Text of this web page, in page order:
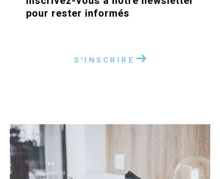
pour rester informés
S'INSCRIRE